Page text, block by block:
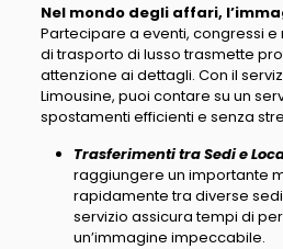
Nel mondo degli affari,
Partecipare a eventi, congressi
di trasporto di lusso trasmette
attenzione ai dettagli. Con il
Limousine, puoi contare su un
spostamenti efficienti e senza
Trasferimenti tra Sedi e
raggiungere un importante
rapidamente tra diverse
servizio assicura tempi di
un’immagine impeccabile.